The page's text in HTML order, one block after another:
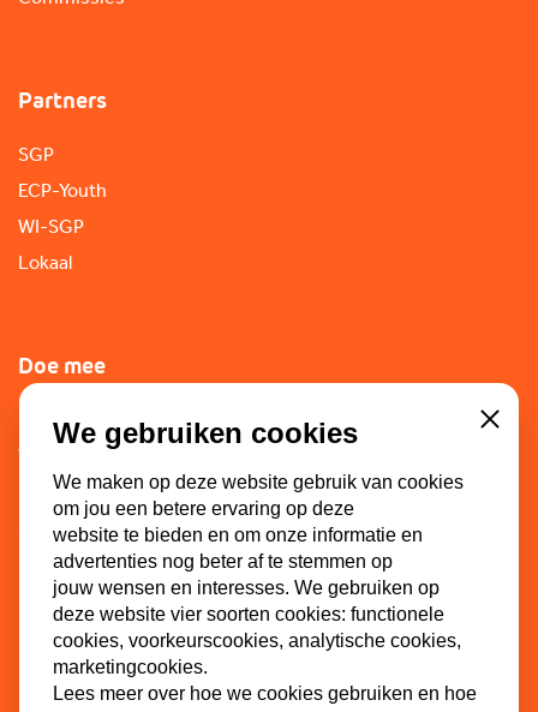
Partners
SGP
ECP-Youth
WI-SGP
Lokaal
Doe mee
Lid worden
Vacatures
Doneren
Sponsoren
Contact
Dinkel 7
We gebruiken cookies
We maken op deze website gebruik van cookies
om jou een betere ervaring op deze
website te bieden en om onze informatie en
advertenties nog beter af te stemmen op
jouw wensen en interesses. We gebruiken op
deze website vier soorten cookies: functionele
cookies, voorkeurscookies, analytische cookies,
marketingcookies.
Lees meer over hoe we cookies gebruiken en hoe
Close